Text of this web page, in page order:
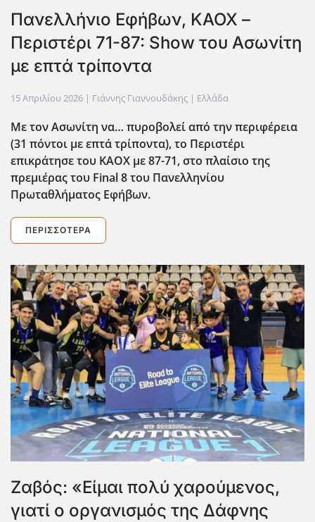
Πανελλήνιο Εφήβων, ΚΑΟΧ –
Περιστέρι 71-87: Show του Ασωνίτη
με επτά τρίποντα
15 Απριλίου 2026 | Γιάννης Γιαννουδάκης | Ελλάδα
Με τον Ασωνίτη να… πυροβολεί από την περιφέρεια
(31 πόντοι με επτά τρίποντα), το Περιστέρι
επικράτησε του ΚΑΟΧ με 87-71, στο πλαίσιο της
πρεμιέρας του Final8 του Πανελληνίου
Πρωταθλήματος Εφήβων.
ΠΕΡΙΣΣΌΤΕΡΑ
Ζαβός: «Είμαι πολύ χαρούμενος,
γιατί ο οργανισμός της Δάφνης